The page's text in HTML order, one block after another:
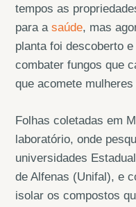
tempos as
para asaúde, mas
planta foi descoberto
combater fungos que
que acomete
Folhas coletadas em
laboratório, onde
universidades
de Alfenas (Unifal), e
isolar os compostos